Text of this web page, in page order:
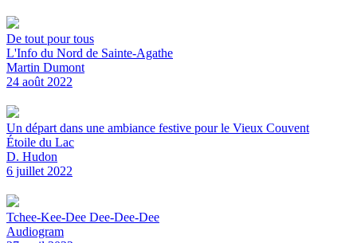
De tout pour tous
L'Info du Nord de Sainte-Agathe
Martin Dumont
24 août 2022
Un départ dans une ambiance festive pour le Vieux Couvent
Étoile du Lac
D. Hudon
6 juillet 2022
Tchee-Kee-Dee Dee-Dee-Dee
Audiogram